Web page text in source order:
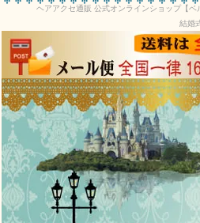
ヘアアクセ通販 公式オンラインショップ【
結婚